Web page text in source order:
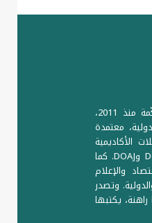
يصدر مركز حمورابي مجلة علمية فصلية محكّمة منذ 2011،
معتمدة
الأكاديمية
الرصينة، وحاصلة على مؤشرات دولية مثل DOI وDOAJ. كما
والإعلام
وتصدر
يكتبها